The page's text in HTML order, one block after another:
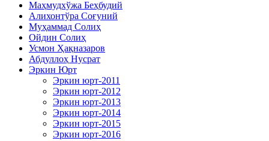
Маҳмудхўжа Беҳбудий
Алихонтўра Соғуний
Муҳаммад Солиҳ
Ойдин Солиҳ
Усмон Ҳақназаров
Абдуллоҳ Нусрат
Эркин Юрт
Эркин юрт-2011
Эркин юрт-2012
Эркин юрт-2013
Эркин юрт-2014
Эркин юрт-2015
Эркин юрт-2016